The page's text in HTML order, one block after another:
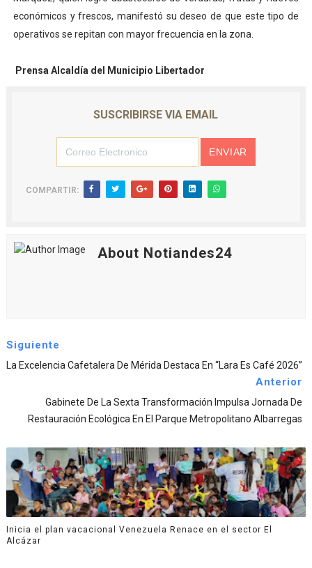
económicos y frescos, manifestó su deseo de que este tipo de
operativos se repitan con mayor frecuencia en la zona.
Prensa Alcaldía del Municipio Libertador
SUSCRIBIRSE VIA EMAIL
COMPARTIR:
About Notiandes24
Siguiente
La Excelencia Cafetalera De Mérida Destaca En “Lara Es Café 2026”
Anterior
Gabinete De La Sexta Transformación Impulsa Jornada De
Restauración Ecológica En El Parque Metropolitano Albarregas
Inicia el plan vacacional Venezuela Renace en el sector El
Alcázar